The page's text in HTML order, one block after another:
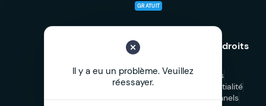
GRATUIT
© 2026 Ici7.fr Tous droits
Mentions légales
Politique de confidentialité
CGUCGV Professionnels
Il y a eu un problème. Veuillez
réessayer.